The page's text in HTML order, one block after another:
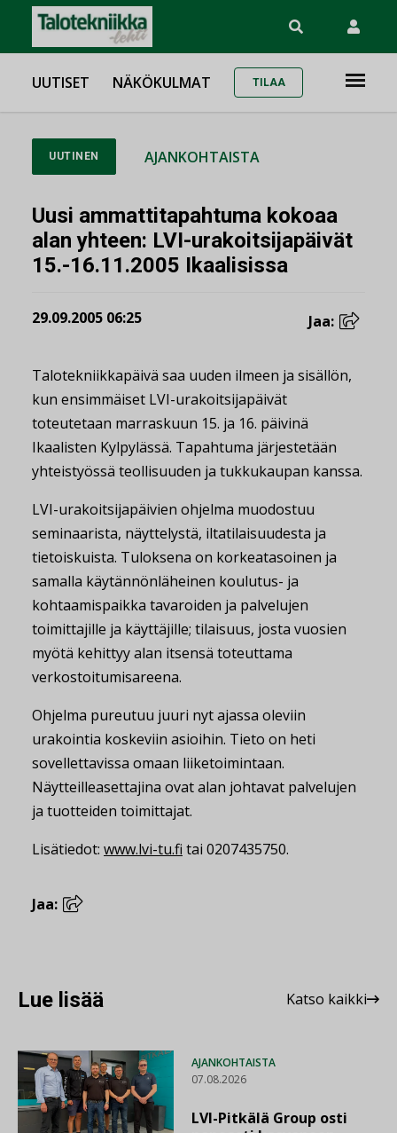
UUTISET NÄKÖKULMAT TILAA
UUTINEN AJANKOHTAISTA
Uusi ammattitapahtuma kokoaa
alan yhteen: LVI-urakoitsijapäivät
15.-16.11.2005 Ikaalisissa
29.09.2005 06:25 Jaa:
Talotekniikkapäivä saa uuden ilmeen ja sisällön,
kun ensimmäiset LVI-urakoitsijapäivät
toteutetaan marraskuun 15. ja 16. päivinä
Ikaalisten Kylpylässä. Tapahtuma järjestetään
yhteistyössä teollisuuden ja tukkukaupan kanssa.
LVI-urakoitsijapäivien ohjelma muodostuu
seminaarista, näyttelystä, iltatilaisuudesta ja
tietoiskuista. Tuloksena on korkeatasoinen ja
samalla käytännönläheinen koulutus- ja
kohtaamispaikka tavaroiden ja palvelujen
toimittajille ja käyttäjille; tilaisuus, josta vuosien
myötä kehittyy alan itsensä toteuttama
verkostoitumisareena.
Ohjelma pureutuu juuri nyt ajassa oleviin
urakointia koskeviin asioihin. Tieto on heti
sovellettavissa omaan liiketoimintaan.
Näytteilleasettajina ovat alan johtavat palvelujen
ja tuotteiden toimittajat.
Lisätiedot: www.lvi-tu.fi tai 0207435750.
Jaa:
Lue lisää Katso kaikki
AJANKOHTAISTA
07.08.2026
LVI-Pitkälä Group osti